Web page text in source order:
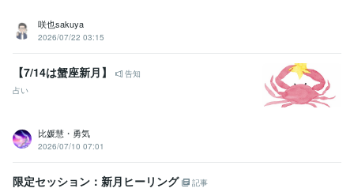
咲也sakuya
2026/07/22 03:15
【7/14は蟹座新月】
告知
占い
比媛慧・勇気
2026/07/10 07:01
限定セッション：新月ヒーリング
記事